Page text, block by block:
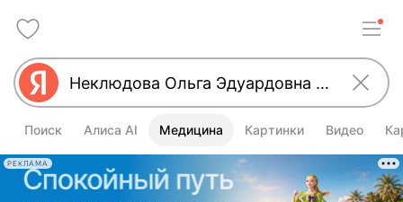
Поиск Алиса AI Медицина Картинки Видео
РЕКЛАМА